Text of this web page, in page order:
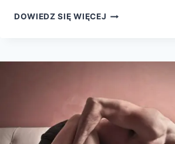
DOWIEDZ SIĘ WIĘCEJ